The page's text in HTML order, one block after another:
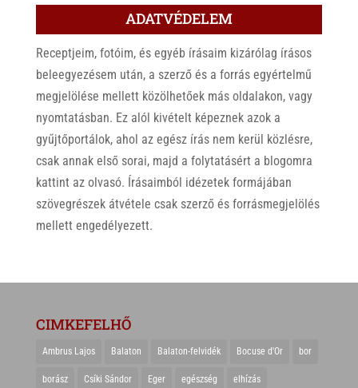
ADATVÉDELEM
Receptjeim, fotóim, és egyéb írásaim kizárólag írásos
beleegyezésem után, a szerző és a forrás egyértelmű
megjelölése mellett közölhetőek más oldalakon, vagy
nyomtatásban. Ez alól kivételt képeznek azok a
gyűjtőportálok, ahol az egész írás nem kerül közlésre,
csak annak első sorai, majd a folytatásért a blogomra
kattint az olvasó. Írásaimból idézetek formájában
szövegrészek átvétele csak szerző és forrásmegjelölés
mellett engedélyezett.
CIMKEFELHŐ
Ambrus Lajos Balaton Balaton-felvidék Bocuse d'Or bor
borász Csíki Sándor Eger egészség elhízás